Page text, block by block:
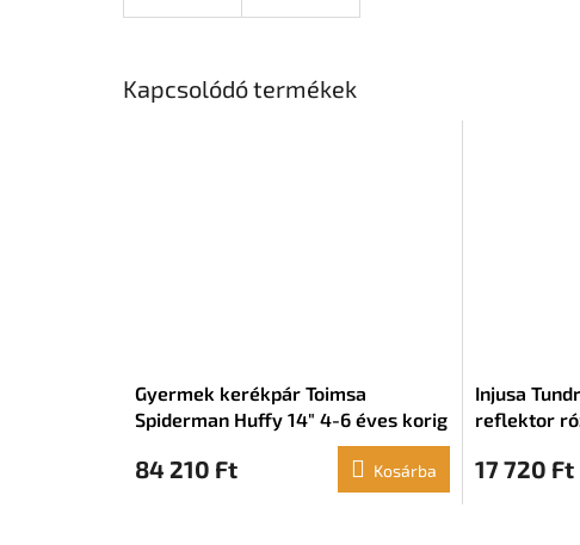
Kapcsolódó termékek
Gyermek kerékpár Toimsa
Spiderman Huffy 14" 4-6 éves korig
84 210 Ft Kosárba
Injusa
reflektor
17 720 Ft